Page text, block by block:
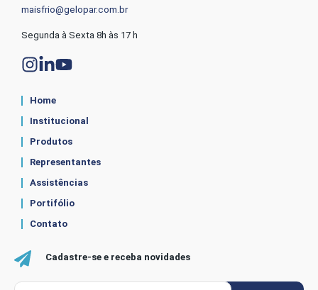
maisfrio@gelopar.com.br
Segunda à Sexta 8h às 17 h
Home
Institucional
Produtos
Representantes
Assistências
Portifólio
Contato
Cadastre-se e receba novidades